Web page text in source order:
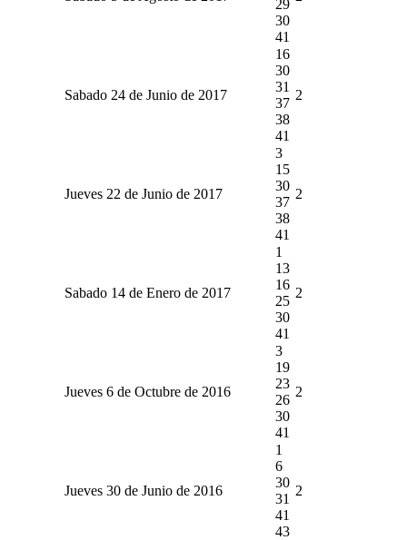
29
30
41
Sabado 24 de Junio de 2017
16
30
31
37
38
41
2
Jueves 22 de Junio de 2017
3
15
30
37
38
41
2
Sabado 14 de Enero de 2017
1
13
16
25
30
41
2
Jueves 6 de Octubre de 2016
3
19
23
26
30
41
2
Jueves 30 de Junio de 2016
1
6
30
31
41
43
2